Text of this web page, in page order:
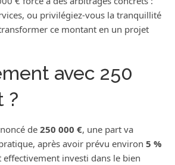
ou privilégiez-vous la tranquillité
ce montant en un projet
avec 250
?
de 250 000 €, une part va
après avoir prévu environ 5 %
investi dans le bien